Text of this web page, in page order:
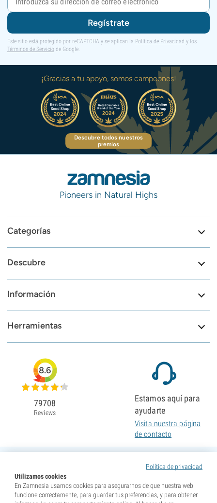
Regístrate
Este sitio está protegido por reCAPTCHA y se aplican la Política de Privacidad y los
Términos de Servicio de Google.
¡Gracias a tu apoyo, somos campeones!
Descubre todos nuestros
premios
Pioneers in Natural Highs
Categorías
Descubre
Información
Herramientas
Política de privacidad
Utilizamos cookies
En Zamnesia usamos cookies para asegurarnos de que nuestra web
funcione correctamente, para guardar tus preferencias, y para obtener
8.6
79708
Reviews
Estamos aquí para
ayudarte
Visita nuestra página
de contacto